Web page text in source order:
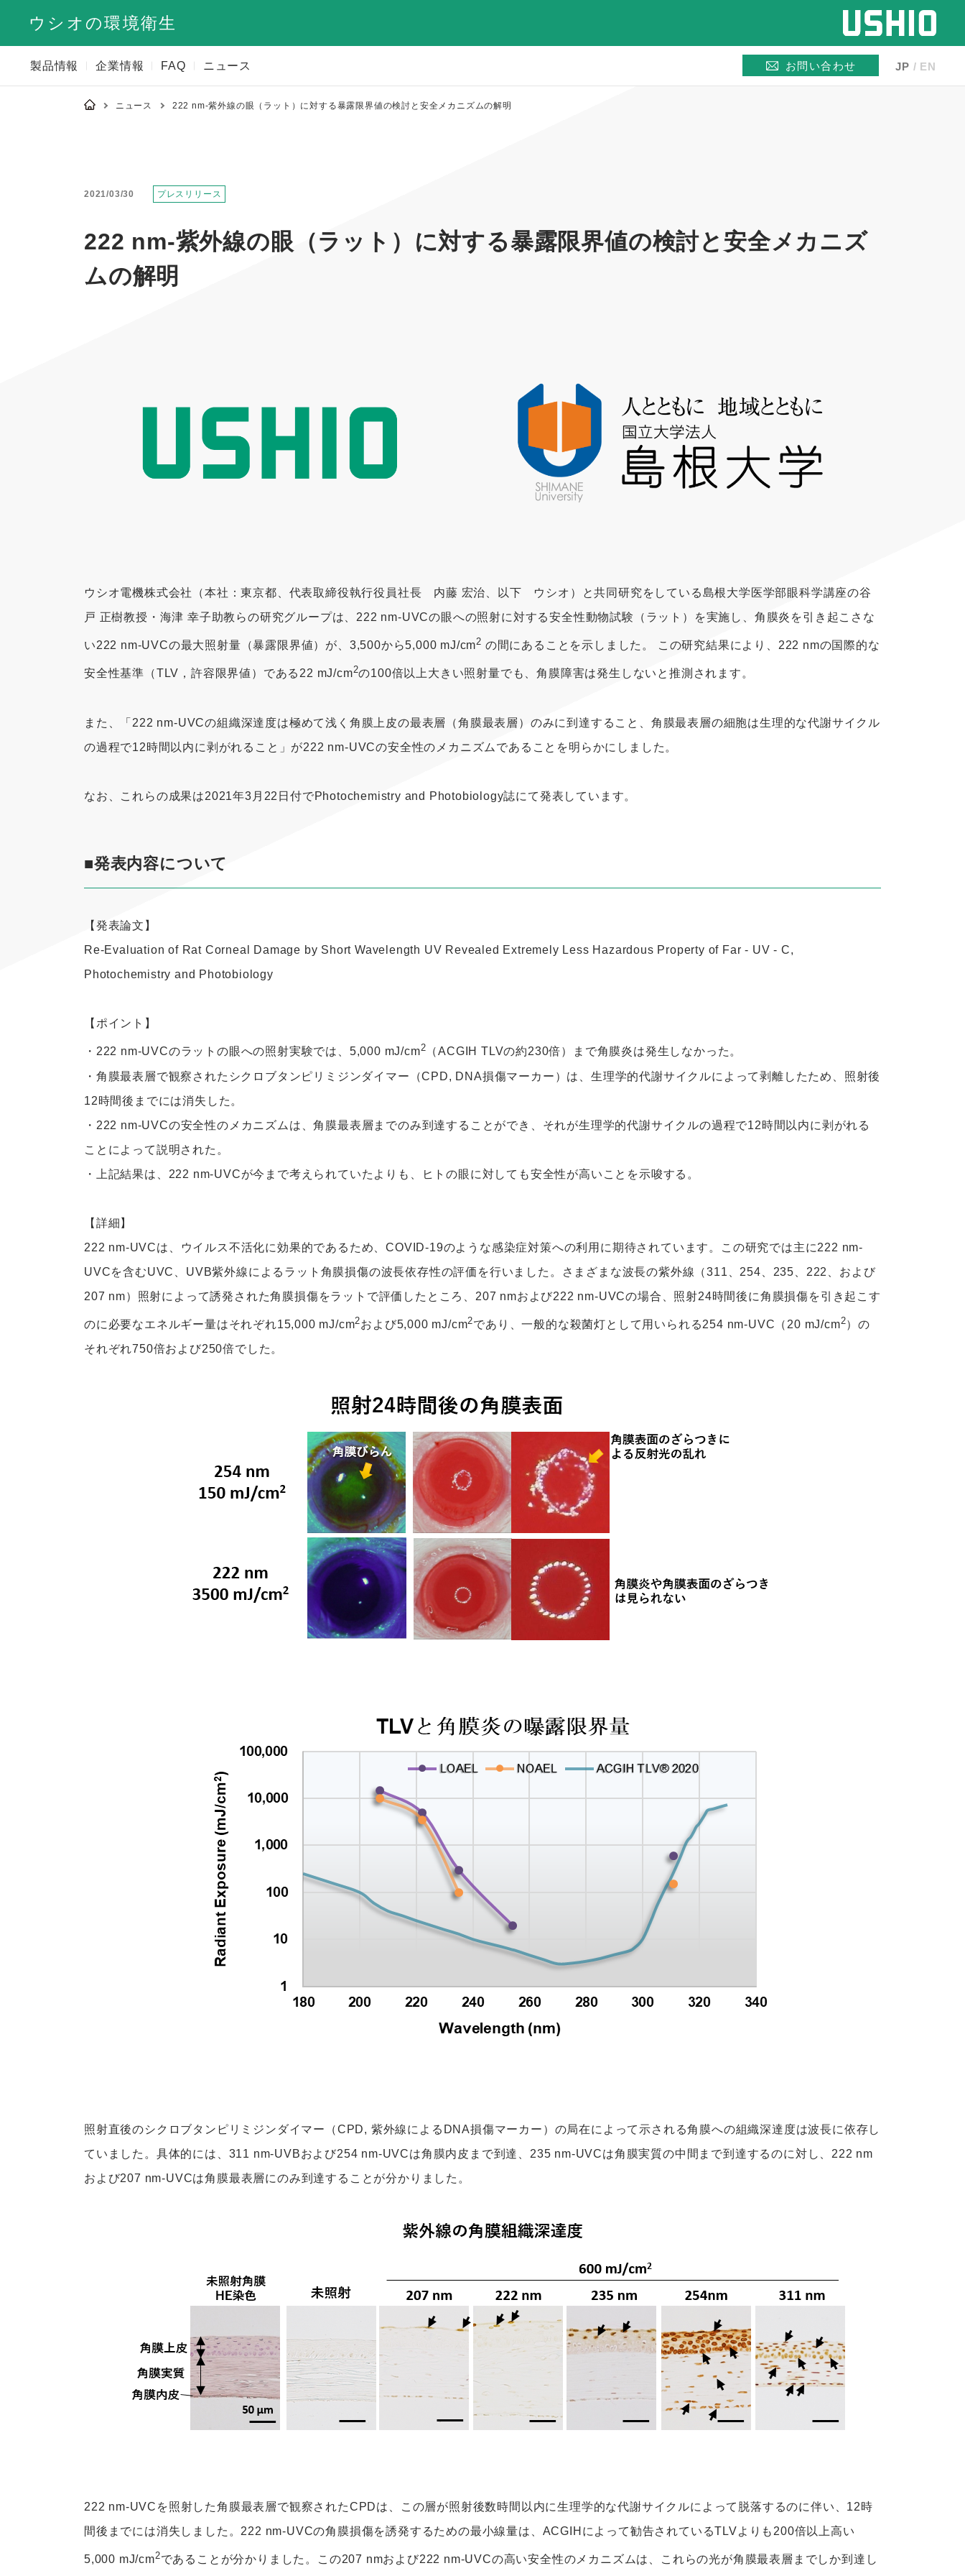
ウシオの環境衛生
お問い合わせ
製品情報 企業情報 FAQ ニュース JP EN
ニュース 222 nm-紫外線の眼（ラット）に対する暴露限界値の検討と安全メカニズムの解明
2021/03/30 プレスリリース
222 nm-紫外線の眼（ラット）に対する暴露限界値の検討と安全メカニズ
ムの解明
ウシオ電機株式会社（本社：東京都、代表取締役執行役員社長 内藤 宏治、以下 ウシオ）と共同研究をしている島根大学医学部眼科学講座の谷
戸 正樹教授・海津 幸子助教らの研究グループは、222 nm-UVCの眼への照射に対する安全性動物試験（ラット）を実施し、角膜炎を引き起こさな
い222 nm-UVCの最大照射量（暴露限界値）が、3,500から5,000 mJ/cm2 の間にあることを示しました。 この研究結果により、222 nmの国際的な
安全性基準（TLV，許容限界値）である22 mJ/cm2の100倍以上大きい照射量でも、角膜障害は発生しないと推測されます。
また、「222 nm-UVCの組織深達度は極めて浅く角膜上皮の最表層（角膜最表層）のみに到達すること、角膜最表層の細胞は生理的な代謝サイクル
の過程で12時間以内に剥がれること」が222 nm-UVCの安全性のメカニズムであることを明らかにしました。
なお、これらの成果は2021年3月22日付でPhotochemistry and Photobiology誌にて発表しています。
■発表内容について
【発表論文】
Re-Evaluation of Rat Corneal Damage by Short Wavelength UV Revealed Extremely Less Hazardous Property of Far - UV - C,
Photochemistry and Photobiology
【ポイント】
・222 nm-UVCのラットの眼への照射実験では、5,000 mJ/cm2 （ACGIH TLVの約230倍）まで角膜炎は発生しなかった。
・角膜最表層で観察されたシクロブタンピリミジンダイマー（CPD, DNA損傷マーカー）は、生理学的代謝サイクルによって剥離したため、照射後
12時間後までには消失した。
・222 nm-UVCの安全性のメカニズムは、角膜最表層までのみ到達することができ、それが生理学的代謝サイクルの過程で12時間以内に剥がれる
ことによって説明された。
・上記結果は、222 nm-UVCが今まで考えられていたよりも、ヒトの眼に対しても安全性が高いことを示唆する。
【詳細】
222 nm-UVCは、ウイルス不活化に効果的であるため、COVID-19のような感染症対策への利用に期待されています。この研究では主に222 nm-
UVCを含むUVC、UVB紫外線によるラット角膜損傷の波長依存性の評価を行いました。さまざまな波長の紫外線（311、254、235、222、および
207 nm）照射によって誘発された角膜損傷をラットで評価したところ、207 nmおよび222 nm-UVCの場合、照射24時間後に角膜損傷を引き起こす
のに必要なエネルギー量はそれぞれ15,000 mJ/cm2および5,000 mJ/cm2であり、一般的な殺菌灯として用いられる254 nm-UVC（20 mJ/cm2）の
それぞれ750倍および250倍でした。
照射直後のシクロブタンピリミジンダイマー（CPD, 紫外線によるDNA損傷マーカー）の局在によって示される角膜への組織深達度は波長に依存し
ていました。具体的には、311 nm-UVBおよび254 nm-UVCは角膜内皮まで到達、235 nm-UVCは角膜実質の中間まで到達するのに対し、222 nm
および207 nm-UVCは角膜最表層にのみ到達することが分かりました。
222 nm-UVCを照射した角膜最表層で観察されたCPDは、この層が照射後数時間以内に生理学的な代謝サイクルによって脱落するのに伴い、12時
間後までには消失しました。222 nm-UVCの角膜損傷を誘発するための最小線量は、ACGIHによって勧告されているTLVよりも200倍以上高い
5,000 mJ/cm2であることが分かりました。この207 nmおよび222 nm-UVCの高い安全性のメカニズムは、これらの光が角膜最表層までしか到達し